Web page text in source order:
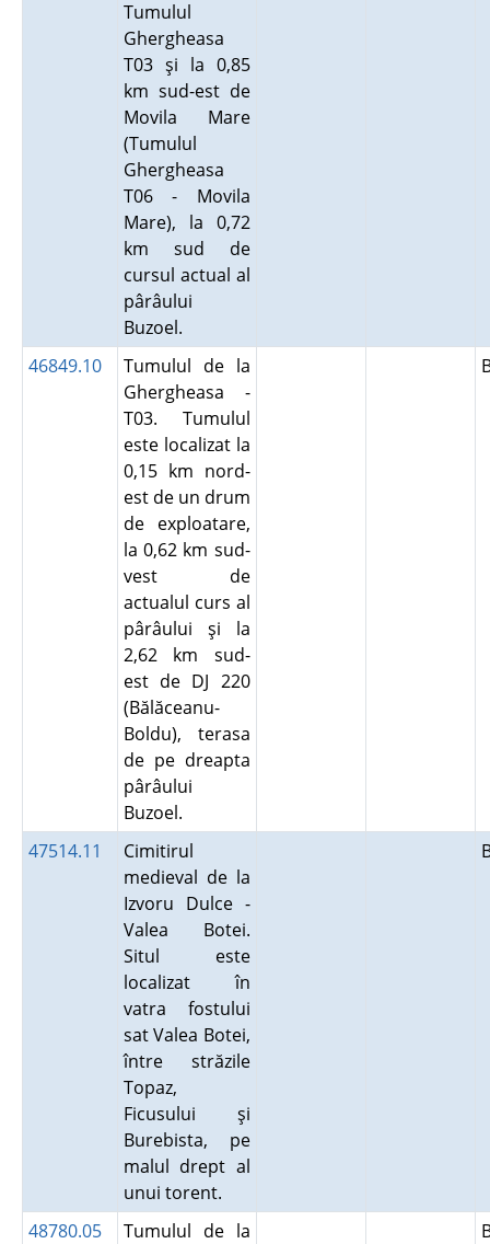
Tumulul
Ghergheasa
T03 şi la 0,85
km sud-est de
Movila Mare
(Tumulul
Ghergheasa
T06 - Movila
Mare), la 0,72
km sud de
cursul actual al
pârâului
Buzoel.
46849.10
Tumulul de la
Ghergheasa -
T03. Tumulul
este localizat la
0,15 km nord-
est de un drum
de exploatare,
la 0,62 km sud-
vest de
actualul curs al
pârâului şi la
2,62 km sud-
est de DJ 220
(Bălăceanu-
Boldu), terasa
de pe dreapta
pârâului
Buzoel.
47514.11
Cimitirul
medieval de la
Izvoru Dulce -
Valea Botei.
Situl este
localizat în
vatra fostului
sat Valea Botei,
între străzile
Topaz,
Ficusului şi
Burebista, pe
malul drept al
unui torent.
48780.05
Tumulul de la